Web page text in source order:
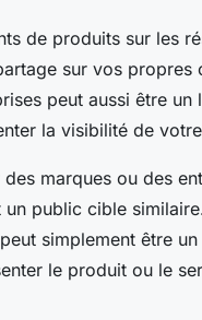
de produits sur les
sur vos
peut aussi être
la visibilité de
des marques ou des
public cible
simplement être
le produit ou le